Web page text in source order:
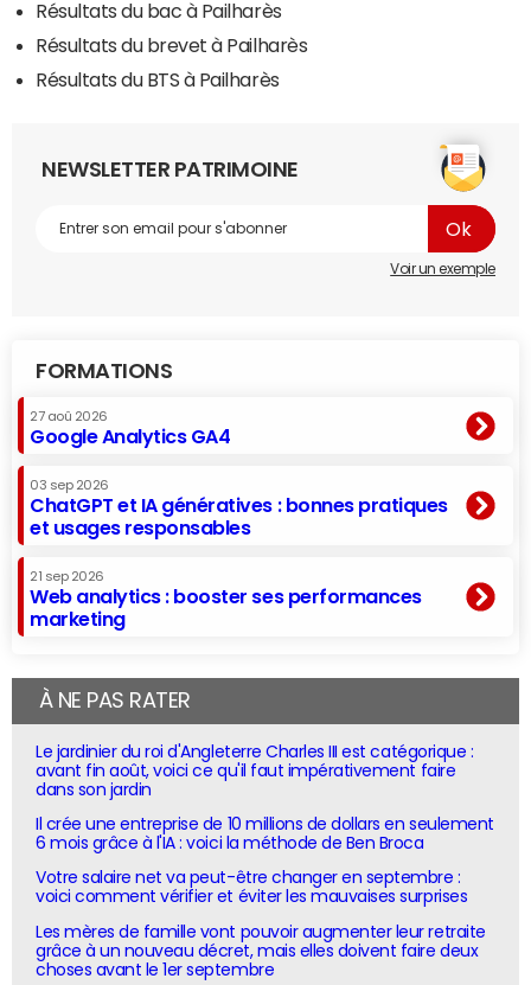
Résultats du bac à Pailharès
Résultats du brevet à Pailharès
Résultats du BTS à Pailharès
NEWSLETTER PATRIMOINE
Voir un exemple
FORMATIONS
27 aoû 2026
Google Analytics GA4
03 sep 2026
ChatGPT et IA génératives : bonnes pratiques
et usages responsables
21 sep 2026
Web analytics : booster ses performances
marketing
À NE PAS RATER
Le jardinier du roi d'Angleterre Charles III est catégorique :
avant fin août, voici ce qu'il faut impérativement faire
dans son jardin
Il crée une entreprise de 10 millions de dollars en seulement
6 mois grâce à l'IA : voici la méthode de Ben Broca
Votre salaire net va peut-être changer en septembre :
voici comment vérifier et éviter les mauvaises surprises
Les mères de famille vont pouvoir augmenter leur retraite
grâce à un nouveau décret, mais elles doivent faire deux
choses avant le 1er septembre